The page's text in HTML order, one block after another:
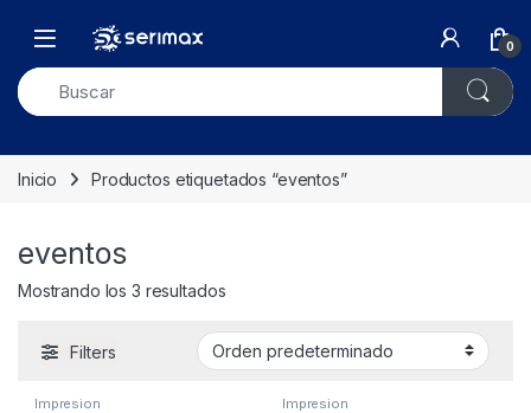
Open 0
Inicio Productos etiquetados “eventos”
eventos
Mostrando los 3 resultados
Filters
Impresion Impresion